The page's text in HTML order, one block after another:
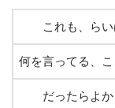
これも、ら
何を言ってる、
だったらよ